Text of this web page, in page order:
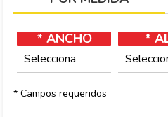
* ANCHO
Selecciona
*
* Campos requeridos